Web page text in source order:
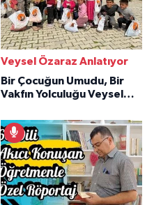
Veysel Özaraz Anlatıyor
Bir Çocuğun Umudu, Bir
Vakfın Yolculuğu Veysel